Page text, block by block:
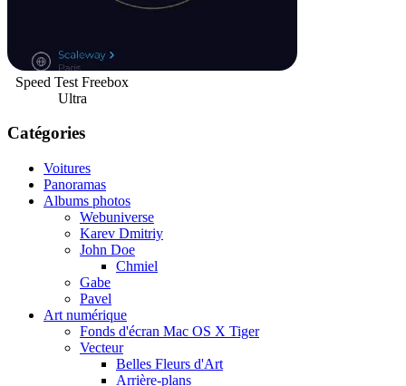
Speed Test Freebox
Ultra
Catégories
Voitures
Panoramas
Albums photos
Webuniverse
Karev Dmitriy
John Doe
Chmiel
Gabe
Pavel
Art numérique
Fonds d'écran Mac OS X Tiger
Vecteur
Belles Fleurs d'Art
Arrière-plans